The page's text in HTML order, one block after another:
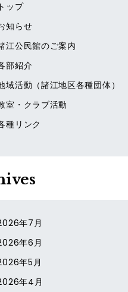
トップ
知らせ
江公民館のご案内
部紹介
域活動（諸江地区各種団体）
室・クラブ活動
種リンク
年7月
年6月
年5月
年4月